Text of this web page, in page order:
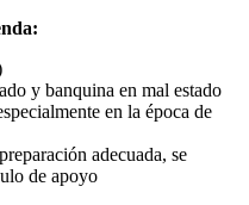
y banquina en mal estado
en la época de
adecuada, se
de apoyo